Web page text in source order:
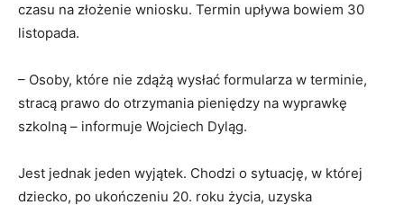
czasu na złożenie wniosku. Termin upływa bowiem 30
listopada.
– Osoby, które nie zdążą wysłać formularza w terminie,
stracą prawo do otrzymania pieniędzy na wyprawkę
szkolną – informuje Wojciech Dyląg.
Jest jednak jeden wyjątek. Chodzi o sytuację, w której
dziecko, po ukończeniu 20. roku życia, uzyska